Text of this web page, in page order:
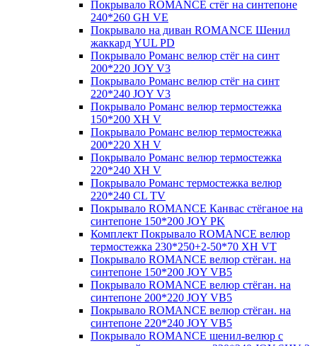
Покрывало ROMANCE стёг на синтепоне
240*260 GH VE
Покрывало на диван ROMANCE Шенил
жаккард YUL PD
Покрывало Романс велюр стёг на синт
200*220 JOY V3
Покрывало Романс велюр стёг на синт
220*240 JOY V3
Покрывало Романс велюр термостежка
150*200 XH V
Покрывало Романс велюр термостежка
200*220 XH V
Покрывало Романс велюр термостежка
220*240 XH V
Покрывало Романс термостежка велюр
220*240 CL TV
Покрывало ROMANCE Канвас стёганое на
синтепоне 150*200 JOY PK
Комплект Покрывало ROMANCE велюр
термостежка 230*250+2-50*70 XH VT
Покрывало ROMANCE велюр стёган. на
синтепоне 150*200 JOY VB5
Покрывало ROMANCE велюр стёган. на
синтепоне 200*220 JOY VB5
Покрывало ROMANCE велюр стёган. на
синтепоне 220*240 JOY VB5
Покрывало ROMANCE шенил-велюр с